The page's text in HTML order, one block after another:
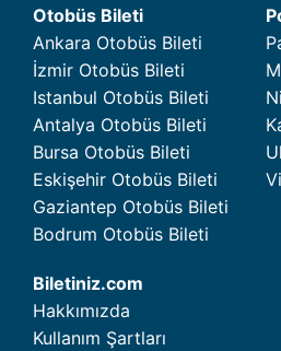
Otobüs Bileti
Ankara Otobüs Bileti
İzmir Otobüs Bileti
Istanbul Otobüs Bileti
Antalya Otobüs Bileti
Bursa Otobüs Bileti
Eskişehir Otobüs Bileti
Gaziantep Otobüs Bileti
Bodrum Otobüs Bileti
Biletiniz.com
Hakkımızda
Kullanım Şartları